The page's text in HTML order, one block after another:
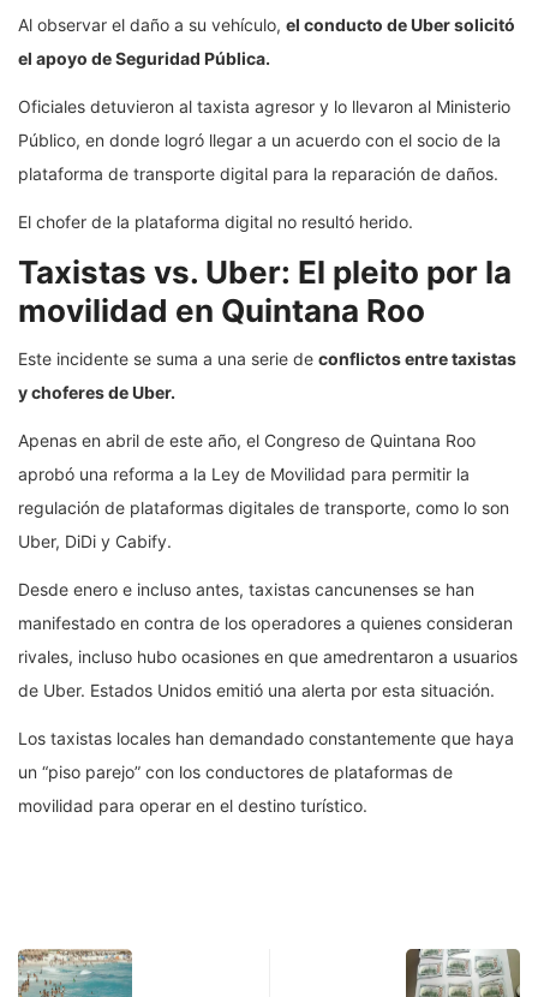
Al observar el daño a su vehículo, el conducto de Uber solicitó
el apoyo de Seguridad Pública.
Oficiales detuvieron al taxista agresor y lo llevaron al Ministerio
Público, en donde logró llegar a un acuerdo con el socio de la
plataforma de transporte digital para la reparación de daños.
El chofer de la plataforma digital no resultó herido.
Taxistas vs. Uber: El pleito por la
movilidad en Quintana Roo
Este incidente se suma a una serie de conflictos entre taxistas
y choferes de Uber.
Apenas en abril de este año, el Congreso de Quintana Roo
aprobó una reforma a la Ley de Movilidad para permitir la
regulación de plataformas digitales de transporte, como lo son
Uber, DiDi y Cabify.
Desde enero e incluso antes, taxistas cancunenses se han
manifestado en contra de los operadores a quienes consideran
rivales, incluso hubo ocasiones en que amedrentaron a usuarios
de Uber. Estados Unidos emitió una alerta por esta situación.
Los taxistas locales han demandado constantemente que haya
un “piso parejo” con los conductores de plataformas de
movilidad para operar en el destino turístico.